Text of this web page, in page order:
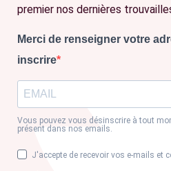
premier nos dernières
Merci de renseigner votre
inscrire
Vous pouvez vous désinscrire à tout
présent dans nos emails.
J'accepte de recevoir vos e-mails et